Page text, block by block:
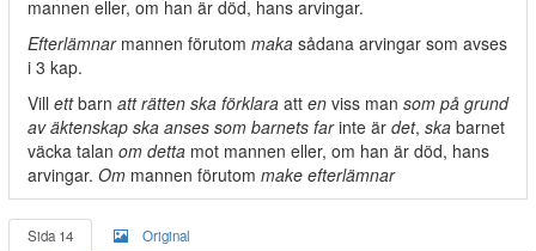
mannen eller, om han är död, hans arvingar.
Efterlämnarmannen förutom maka sådana arvingar som avses
i 3 kap.
Vill ettbarn att rätten ska förklara att en viss man som på grund
av äktenskap ska anses som barnets farinte är det, ska barnet
väcka talan om detta mot mannen eller, om han är död, hans
arvingar. Om mannen förutom make efterlämnar
Sida 14 Original